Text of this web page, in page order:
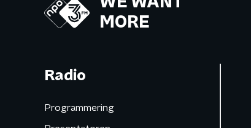
MORE
Radio
Programmering